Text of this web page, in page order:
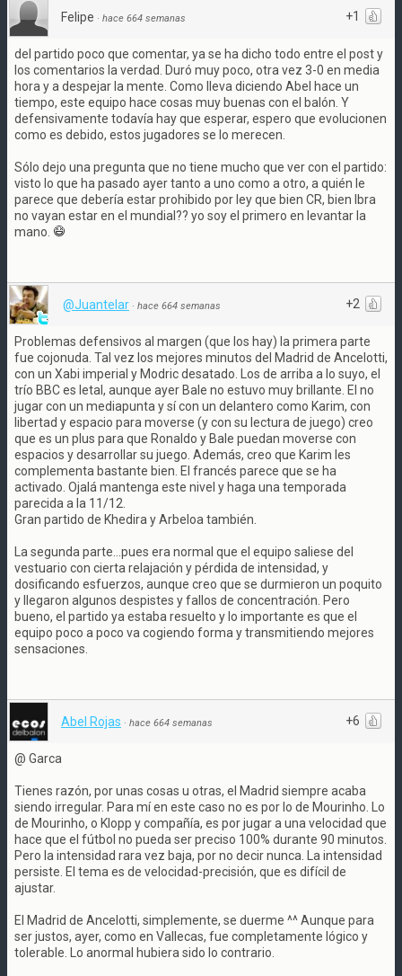
+1
Felipe · hace 664 semanas
del partido poco que comentar, ya se ha dicho todo entre el post y
los comentarios la verdad. Duró muy poco, otra vez 3-0 en media
hora y a despejar la mente. Como lleva diciendo Abel hace un
tiempo, este equipo hace cosas muy buenas con el balón. Y
defensivamente todavía hay que esperar, espero que evolucionen
como es debido, estos jugadores se lo merecen.
Sólo dejo una pregunta que no tiene mucho que ver con el partido:
visto lo que ha pasado ayer tanto a uno como a otro, a quién le
parece que debería estar prohibido por ley que bien CR, bien Ibra
no vayan estar en el mundial?? yo soy el primero en levantar la
mano.
+2
@Juantelar · hace 664 semanas
Problemas defensivos al margen (que los hay) la primera parte
fue cojonuda. Tal vez los mejores minutos del Madrid de Ancelotti,
con un Xabi imperial y Modric desatado. Los de arriba a lo suyo, el
trío BBC es letal, aunque ayer Bale no estuvo muy brillante. El no
jugar con un mediapunta y sí con un delantero como Karim, con
libertad y espacio para moverse (y con su lectura de juego) creo
que es un plus para que Ronaldo y Bale puedan moverse con
espacios y desarrollar su juego. Además, creo que Karim les
complementa bastante bien. El francés parece que se ha
activado. Ojalá mantenga este nivel y haga una temporada
parecida a la 11/12.
Gran partido de Khedira y Arbeloa también.
La segunda parte...pues era normal que el equipo saliese del
vestuario con cierta relajación y pérdida de intensidad, y
dosificando esfuerzos, aunque creo que se durmieron un poquito
y llegaron algunos despistes y fallos de concentración. Pero
bueno, el partido ya estaba resuelto y lo importante es que el
equipo poco a poco va cogiendo forma y transmitiendo mejores
sensaciones.
+6
Abel Rojas · hace 664 semanas
@ Garca
Tienes razón, por unas cosas u otras, el Madrid siempre acaba
siendo irregular. Para mí en este caso no es por lo de Mourinho. Lo
de Mourinho, o Klopp y compañía, es por jugar a una velocidad que
hace que el fútbol no pueda ser preciso 100% durante 90 minutos.
Pero la intensidad rara vez baja, por no decir nunca. La intensidad
persiste. El tema es de velocidad-precisión, que es difícil de
ajustar.
El Madrid de Ancelotti, simplemente, se duerme ^^ Aunque para
ser justos, ayer, como en Vallecas, fue completamente lógico y
tolerable. Lo anormal hubiera sido lo contrario.